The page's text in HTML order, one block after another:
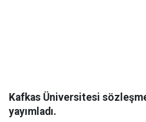
Kafkas Üniversitesi
yayımladı.